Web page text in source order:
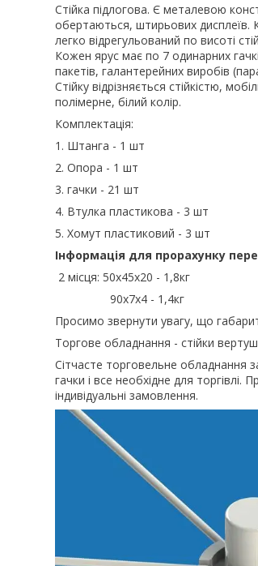
Стійка підлогова. Є металевою
обертаються, штирьових дисплеїв.
легко відрегульований по висоті
Кожен ярус має по 7 одинарних
пакетів, галантерейних виробів
Стійку відрізняється стійкістю,
полімерне, білий колір.
Комплектація:
1. Штанга - 1 шт
2. Опора - 1 шт
3. гачки - 21 шт
4. Втулка пластикова - 3 шт
5. Хомут пластиковий - 3 шт
Інформація для прорахунку
2 місця: 50х45х20 - 1,8кг
90х7х4 - 1,4кг
Просимо звернути увагу, що
Торгове обладнання - стійки
Сітчасте торговельне обладнання
гачки і все необхідне для
індивідуальні замовлення.